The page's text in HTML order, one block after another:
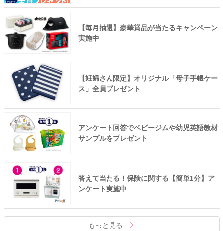
【毎月抽選】豪華賞品が当たるキャンペーン
実施中
【妊婦さん限定】オリジナル「母子手帳ケー
ス」全員プレゼント
アンケート回答でベビージムや幼児英語教材
サンプルをプレゼント
答えて当たる！保険に関する【簡単1分】ア
ンケート実施中
もっと見る